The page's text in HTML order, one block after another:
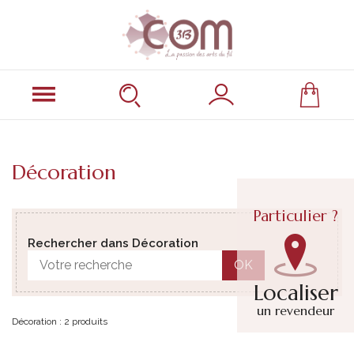
Particulier ?
Localiser
un revendeur
Décoration
Rechercher dans Décoration
OK
Décoration : 2 produits